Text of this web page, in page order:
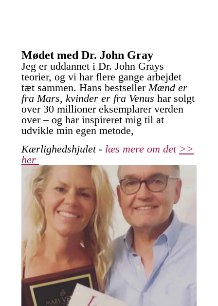
Mødet med Dr. John Gray
Jeg er uddannet i Dr. John Grays
teorier, og vi har flere gange arbejdet
tæt sammen. Hans bestsellerMænd er
fra Mars, kvinder er fra Venus har solgt
over 30 millioner eksemplarer verden
over – og har inspireret mig til at
udvikle min egen metode,
Kærlighedshjulet - læs mere om det >>
her